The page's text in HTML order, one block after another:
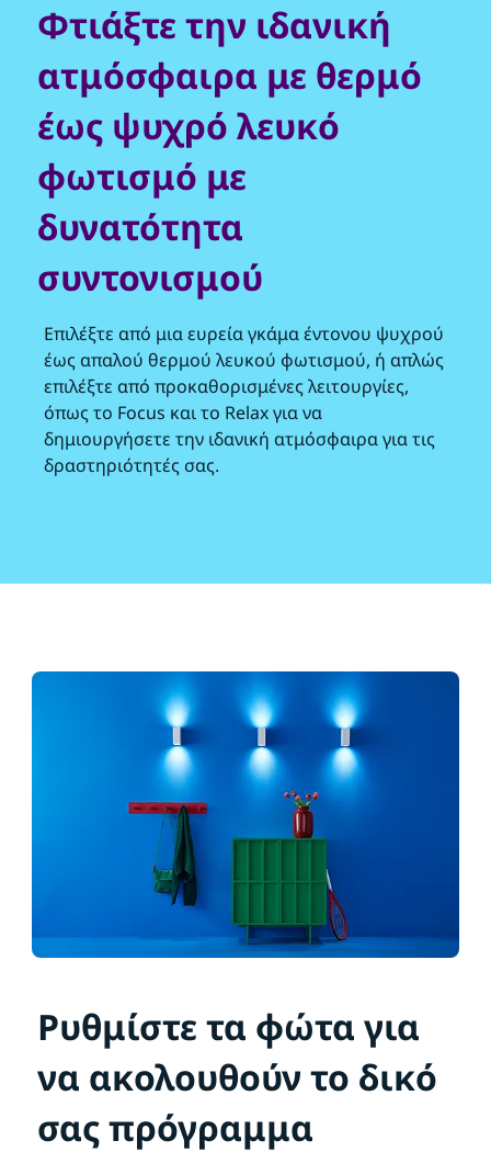
Φτιάξτε την ιδανική
ατμόσφαιρα με θερμό
έως ψυχρό λευκό
φωτισμό με
δυνατότητα
συντονισμού
Επιλέξτε από μια ευρεία γκάμα έντονου ψυχρού
έως απαλού θερμού λευκού φωτισμού, ή απλώς
επιλέξτε από προκαθορισμένες λειτουργίες,
όπως το Focus και το Relax για να
δημιουργήσετε την ιδανική ατμόσφαιρα για τις
δραστηριότητές σας.
Ρυθμίστε τα φώτα για
να ακολουθούν το δικό
σας πρόγραμμα